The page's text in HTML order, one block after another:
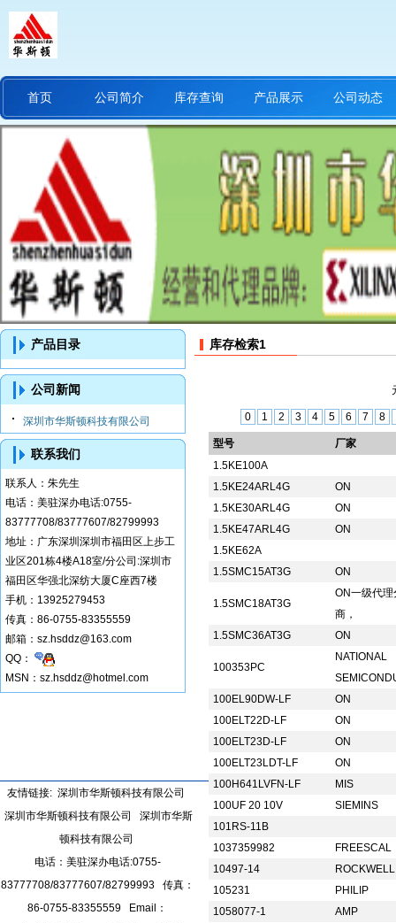
首页 公司简介 库存查询 产品展示 公司动态
产品目录
公司新闻
深圳市华斯顿科技有限公司
联系我们
联系人： 朱先生
电话： 美驻深办电话:0755-
83777708/83777607/82799993
地址： 广东深圳深圳市福田区上步工
业区201栋4楼A18室/分公司:深圳市
福田区华强北深纺大厦C座西7楼
手机： 13925279453
传真： 86-0755-83355559
邮箱： sz.hsddz@163.com
QQ：
MSN：sz.hsddz@hotmel.com
库存检索1
0 1 2 3 4 5 6 7 8
型号
厂家
1.5KE100A
1.5KE24ARL4G
ON
1.5KE30ARL4G
ON
1.5KE47ARL4G
ON
1.5KE62A
1.5SMC15AT3G
ON
1.5SMC18AT3G
ON一级代理
商，
1.5SMC36AT3G
ON
100353PC
NATIONAL
100EL90DW-LF
ON
100ELT22D-LF
ON
100ELT23D-LF
ON
100ELT23LDT-LF
ON
100H641LVFN-LF
MIS
100UF 20 10V
SIEMINS
101RS-11B
1037359982
FREESCAL
10497-14
105231
PHILIP
1058077-1
AMP
友情链接: 深圳市华斯顿科技有限公司
深圳市华斯顿科技有限公司
深圳市华斯
顿科技有限公司
电话：美驻深办电话:0755-
83777708/83777607/82799993 传真：
86-0755-83355559 Email：